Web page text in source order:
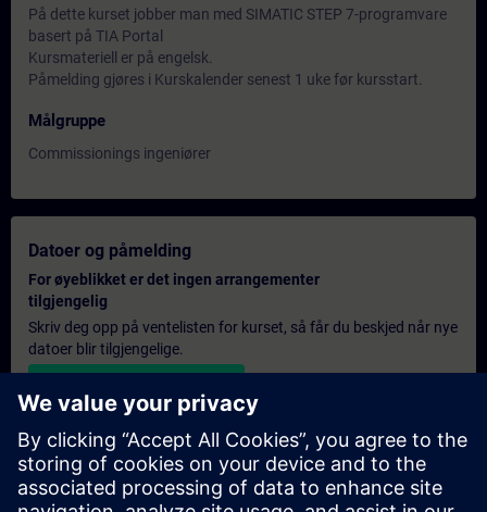
På dette kurset jobber man med SIMATIC STEP 7-programvare
basert på TIA Portal
Kursmateriell er på engelsk.
Påmelding gjøres i Kurskalender senest 1 uke før kursstart.
Målgruppe
Commissionings ingeniører
Datoer og påmelding
For øyeblikket er det ingen arrangementer
tilgjengelig
Skriv deg opp på ventelisten for kurset, så får du beskjed når nye
datoer blir tilgjengelige.
Personlig tilbud
Hvis du trenger et standard pristilbud for denne opplæringen,